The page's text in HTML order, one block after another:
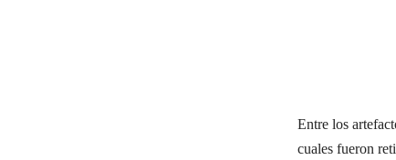
Entre los
cuales fueron